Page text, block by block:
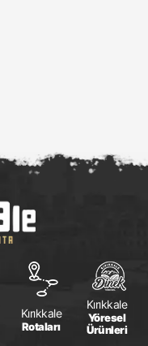
Kırıkkale
Rotaları
Kırıkkale
Yöresel
Ürünleri